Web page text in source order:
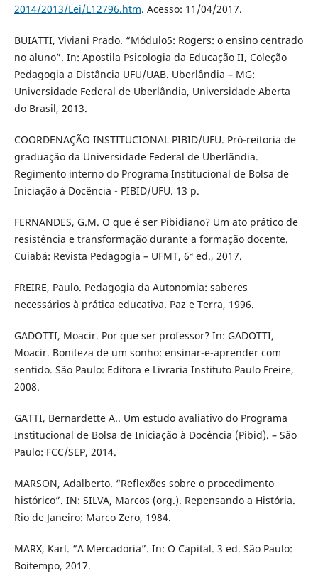
2014/2013/Lei/L12796.htm. Acesso: 11/04/2017.
BUIATTI, Viviani Prado. “Módulo5: Rogers: o ensino centrado
no aluno”. In: Apostila Psicologia da Educação II, Coleção
Pedagogia a Distância UFU/UAB. Uberlândia – MG:
Universidade Federal de Uberlândia, Universidade Aberta
do Brasil, 2013.
COORDENAÇÃO INSTITUCIONAL PIBID/UFU. Pró-reitoria de
graduação da Universidade Federal de Uberlândia.
Regimento interno do Programa Institucional de Bolsa de
Iniciação à Docência - PIBID/UFU. 13 p.
FERNANDES, G.M. O que é ser Pibidiano? Um ato prático de
resistência e transformação durante a formação docente.
Cuiabá: Revista Pedagogia – UFMT, 6ª ed., 2017.
FREIRE, Paulo. Pedagogia da Autonomia: saberes
necessários à prática educativa. Paz e Terra, 1996.
GADOTTI, Moacir. Por que ser professor? In: GADOTTI,
Moacir. Boniteza de um sonho: ensinar-e-aprender com
sentido. São Paulo: Editora e Livraria Instituto Paulo Freire,
2008.
GATTI, Bernardette A.. Um estudo avaliativo do Programa
Institucional de Bolsa de Iniciação à Docência (Pibid). – São
Paulo: FCC/SEP, 2014.
MARSON, Adalberto. “Reflexões sobre o procedimento
histórico”. IN: SILVA, Marcos (org.). Repensando a História.
Rio de Janeiro: Marco Zero, 1984.
MARX, Karl. “A Mercadoria”. In: O Capital. 3 ed. São Paulo:
Boitempo, 2017.